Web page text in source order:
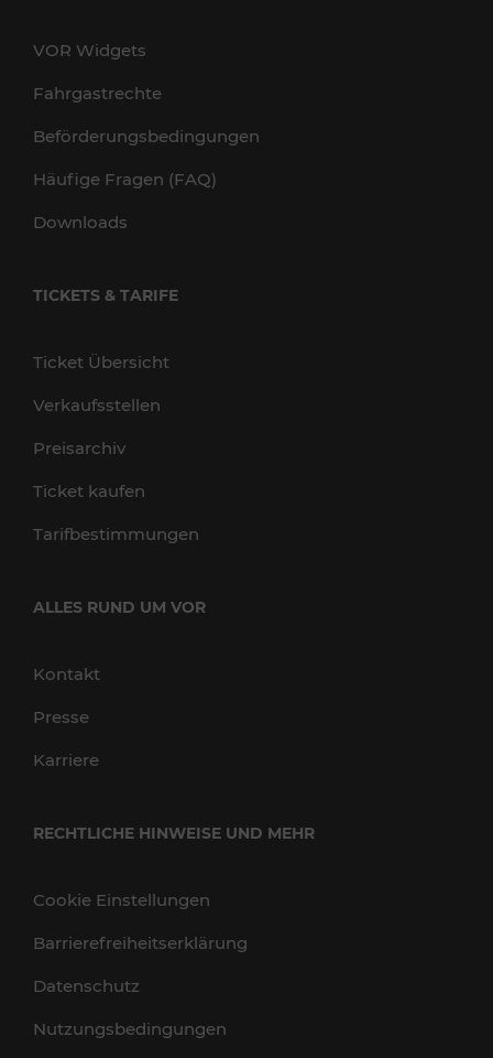
VOR Widgets
Fahrgastrechte
Beförderungsbedingungen
Häufige Fragen (FAQ)
Downloads
TICKETS & TARIFE
Ticket Übersicht
Verkaufsstellen
Preisarchiv
Ticket kaufen
Tarifbestimmungen
ALLES RUND UM VOR
Kontakt
Presse
Karriere
RECHTLICHE HINWEISE UND MEHR
Cookie Einstellungen
Barrierefreiheitserklärung
Datenschutz
Nutzungsbedingungen